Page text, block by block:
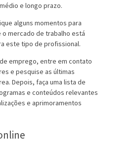
e longo prazo.
alguns momentos para
mercado de trabalho está
este tipo de profissional.
emprego, entre em contato
e pesquise as últimas
Depois, faça uma lista de
e conteúdos relevantes
e aprimoramentos